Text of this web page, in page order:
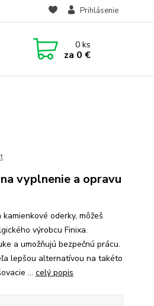
Prihlásenie
0ks
za 0 €
vyplnenie a opravu
oderky, môžeš
výrobcu Finixa.
a umožňujú bezpečnú prácu.
lepšou alternatívou na takéto
... celý popis